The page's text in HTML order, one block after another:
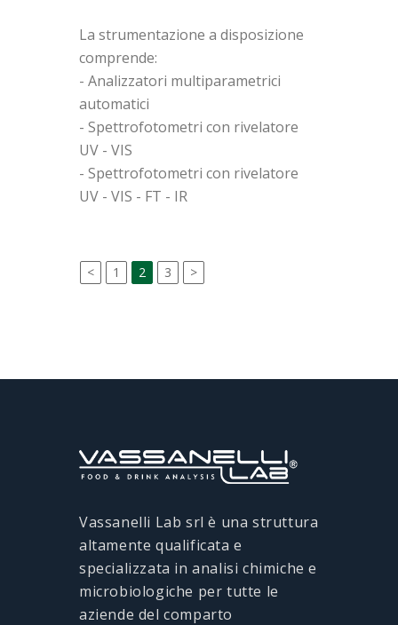
La strumentazione a disposizione
comprende:
- Analizzatori multiparametrici
automatici
- Spettrofotometri con rivelatore
UV - VIS
- Spettrofotometri con rivelatore
UV - VIS - FT - IR
< 1 2 3 >
Vassanelli Lab srl è una struttura
altamente qualificata e
specializzata in analisi chimiche e
microbiologiche per tutte le
aziende del comparto